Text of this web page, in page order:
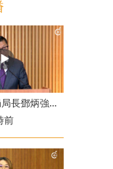
直播｜保安局局長鄧炳強見傳媒
前